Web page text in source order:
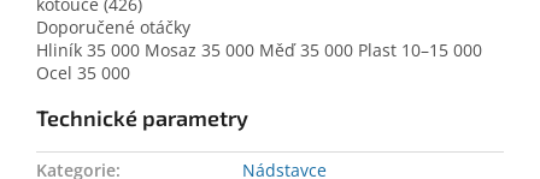
Doporučené otáčky
Hliník 35 000 Mosaz 35 000 Měď 35 000 Plast 10–15 000
Ocel 35 000
Technické parametry
Kategorie: Nádstavce